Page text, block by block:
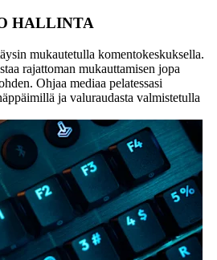
HALLINTA
mukautetulla komentokeskuksella.
rajattoman mukauttamisen jopa
Ohjaa mediaa pelatessasi
ja valuraudasta valmistetulla